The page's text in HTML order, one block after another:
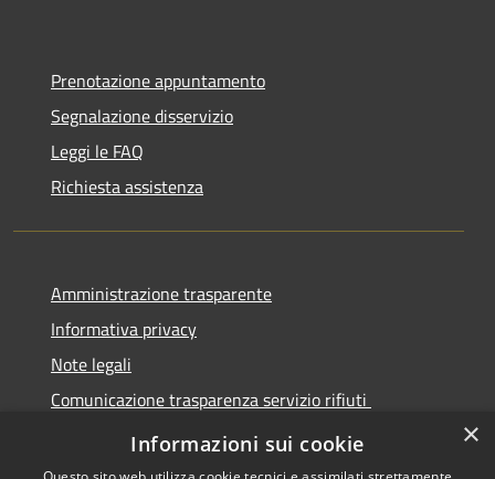
Prenotazione appuntamento
Segnalazione disservizio
Leggi le FAQ
Richiesta assistenza
Amministrazione trasparente
Informativa privacy
Note legali
Comunicazione trasparenza servizio rifiuti
Dichiarazione di accessibilità
×
Informazioni sui cookie